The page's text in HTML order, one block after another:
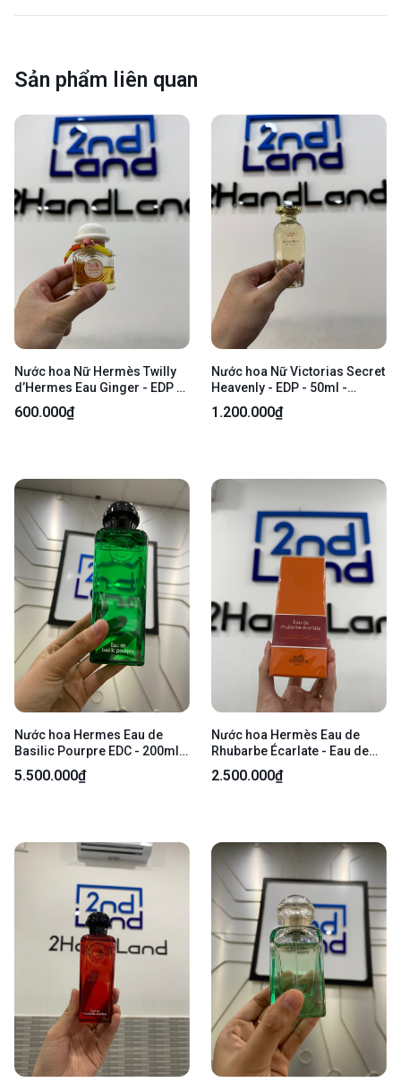
Sản phẩm liên quan
Nước hoa Nữ Hermès Twilly
d’Hermes Eau Ginger - EDP -
25/50ml - Body
600.000₫
Nước hoa Nữ Victorias Secret
Heavenly - EDP - 50ml -
Openbox
1.200.000₫
Nước hoa Hermes Eau de
Basilic Pourpre EDC - 200ml -
Openbox
5.500.000₫
Nước hoa Hermès Eau de
Rhubarbe Écarlate - Eau de
Cologne - 100ml - openbox
2.500.000₫